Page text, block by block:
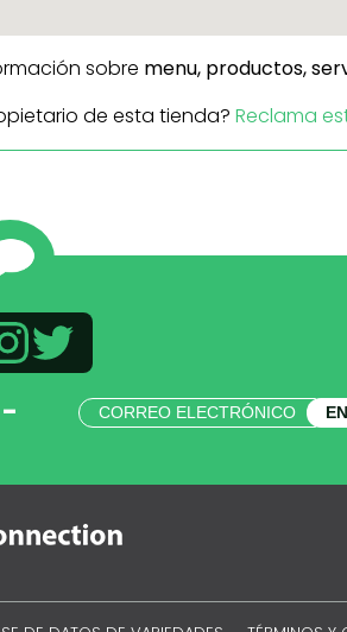
sobre menu, productos,
de esta tienda? Reclama
-